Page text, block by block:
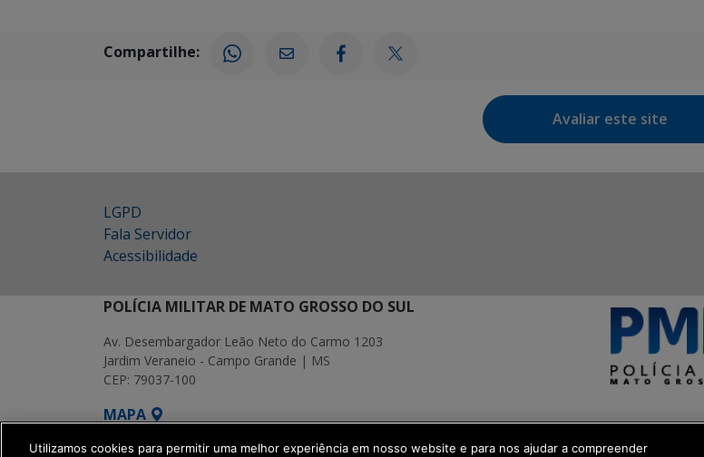
Compartilhe:
Avaliar este site
LGPD
Fala Servidor
Acessibilidade
POLÍCIA MILITAR DE MATO GROSSO DO SUL
Av. Desembargador Leão Neto do Carmo 1203
Jardim Veraneio - Campo Grande | MS
CEP: 79037-100
MAPA
SETDIG | Secretaria-Executiva de Transformação Digital
Utilizamos cookies para permitir uma melhor experiência em nosso website e para nos ajudar a compreender